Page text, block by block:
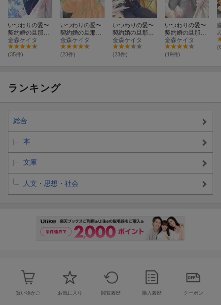
いつわりの愛〜
契約婚の旦那さ
まは甘すぎる〜
（1）
金森ケイタ
(35件)
いつわりの愛〜
契約婚の旦那さ
まは甘すぎる(2)
金森ケイタ
(23件)
いつわりの愛〜
契約婚の旦那さ
まは甘すぎる〜
(3)
金森ケイタ
(23件)
いつわりの愛〜
契約婚の旦那さ
まは甘すぎる〜
(4)
金森ケイタ
(19件)
ランキング
総合
本
文庫
人文・思想・社会
買い物かご お気に入り 閲覧履歴 購入履歴 クーポン